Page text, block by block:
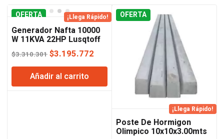
OFERTA ¡Llega Rápido!
Generador Nafta 10000
W 11KVA 22HP Lusqtoff
$3.310.301 El
precio
original
era:
$3.195.772
precio
es:
Añadir al carrito
OFERTA
¡Llega Rápido!
Poste De Hormigon
Olimpico 10x10x3.00mts